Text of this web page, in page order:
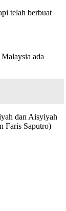
telah berbuat
ada
dan Aisyiyah
Faris Saputro)